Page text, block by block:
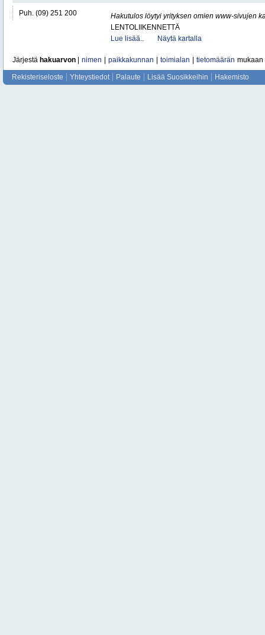
Puh. (09) 251 200
Hakutulos löytyi yrityksen omien www-sivujen
LENTOLIIKENNETTÄ
Lue lisää..
Näytä kartalla
Järjestä hakuarvon nimen paikkakunnan toimialan tietomäärän mukaan
Rekisteriseloste Yhteystiedot Palaute Lisää Suosikkeihin Hakemisto